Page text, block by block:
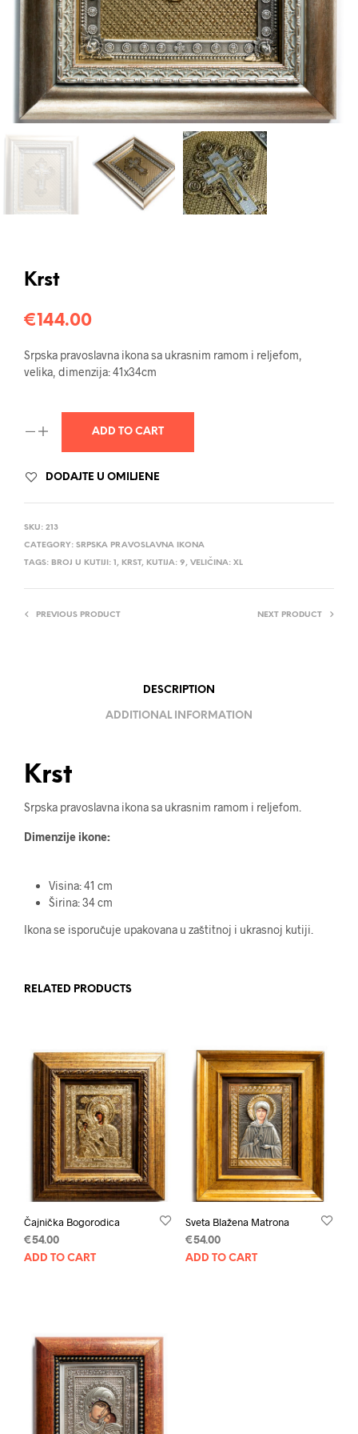
Krst
€144.00
Srpska pravoslavna ikona sa ukrasnim ramom i reljefom,
velika, dimenzija: 41x34cm
ADD TO CART
DODAJTE U OMILJENE
SKU: 213
CATEGORY: SRPSKA PRAVOSLAVNA IKONA
TAGS: BROJ U KUTIJI: 1, KRST, KUTIJA: 9, VELIČINA: XL
PREVIOUS PRODUCT NEXT PRODUCT
DESCRIPTION
ADDITIONAL INFORMATION
Krst
Srpska pravoslavna ikona sa ukrasnim ramom i reljefom.
Dimenzije ikone:
Visina: 41 cm
Širina: 34 cm
Ikona se isporučuje upakovana u zaštitnoj i ukrasnoj kutiji.
RELATED PRODUCTS
Čajnička Bogorodica
€54.00
ADD TO CART
Sveta Blažena Matrona
€54.00
ADD TO CART